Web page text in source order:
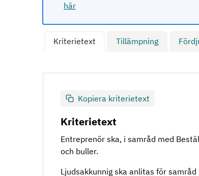
här
Kriterietext Tillämpning
Kopiera kriterietext
Kriterietext
Entreprenör ska, i samråd med
och buller.
Ljudsakkunnig ska anlitas för